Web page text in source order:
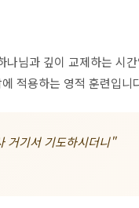
님과 깊이 교제하는 시
적용하는 영적 훈련입니
거기서 기도하시더니"